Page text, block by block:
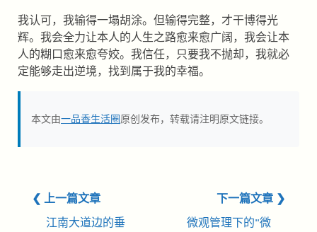
我认可，我输得一塌胡涂。但输得完整，才干博得光
辉。我会全力让本人的人生之路愈来愈广阔，我会让本
人的糊口愈来愈夸姣。我信任，只要我不抛却，我就必
定能够走出逆境，找到属于我的幸福。
本文由一品香生活圈原创发布，转载请注明原文链接。
❮ 上一篇文章
江南大道边的垂
下一篇文章 ❯
微观管理下的"微